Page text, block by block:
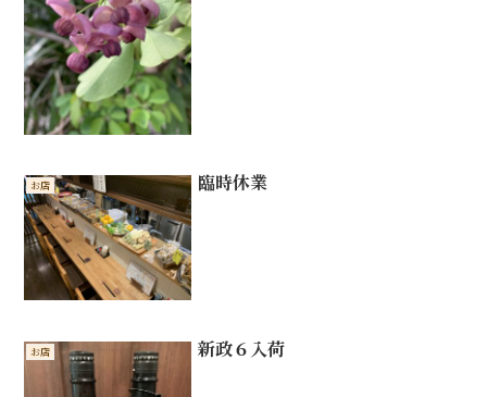
お店 臨時休業
お店 新政６入荷